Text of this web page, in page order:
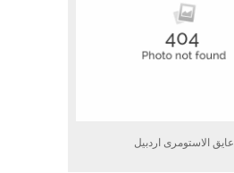
عایق الاستومری اردبیل